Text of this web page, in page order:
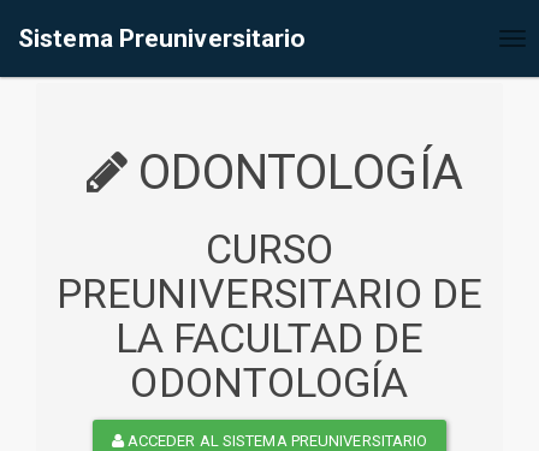
Sistema Preuniversitario
ODONTOLOGÍA
CURSO
PREUNIVERSITARIO DE
LA FACULTAD DE
ODONTOLOGÍA
ACCEDER AL SISTEMA PREUNIVERSITARIO